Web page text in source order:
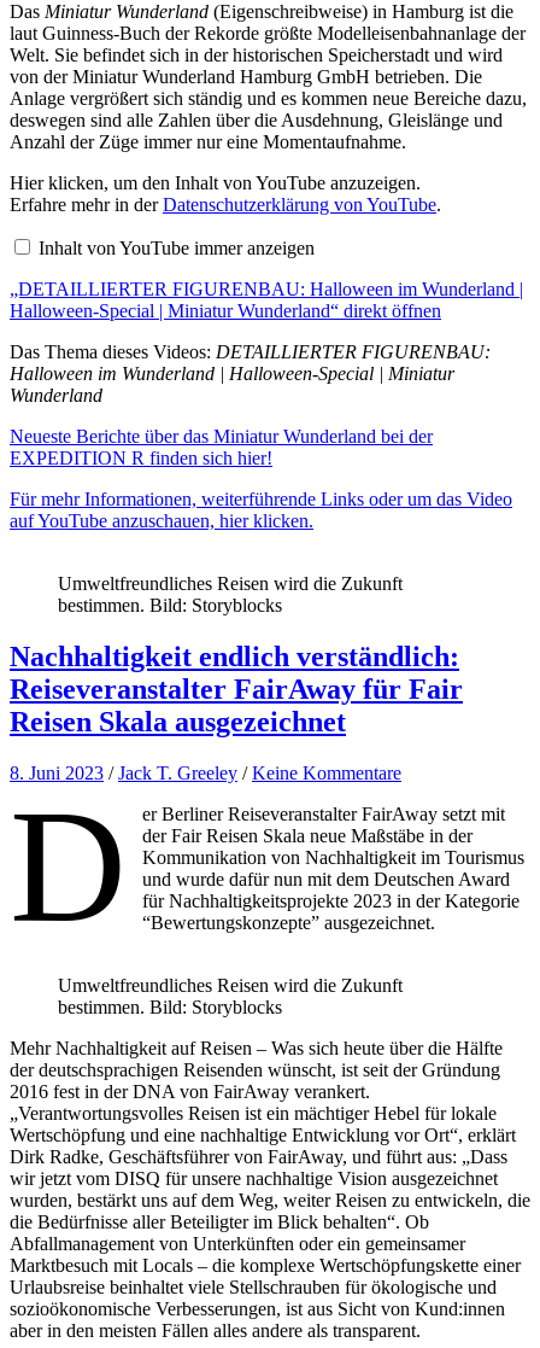
Das Miniatur Wunderland (Eigenschreibweise) in Hamburg ist die
laut Guinness-Buch der Rekorde größte Modelleisenbahnanlage der
Welt. Sie befindet sich in der historischen Speicherstadt und wird
von der Miniatur Wunderland Hamburg GmbH betrieben. Die
Anlage vergrößert sich ständig und es kommen neue Bereiche dazu,
deswegen sind alle Zahlen über die Ausdehnung, Gleislänge und
Anzahl der Züge immer nur eine Momentaufnahme.
„DETAILLIERTER
FIGURENBAU:
Halloween
Wunderland
Halloween-
Special
|
Miniatur
Wunderland“
von
YouTube
Hier klicken, um den Inhalt von YouTube anzuzeigen.
Erfahre mehr in derDatenschutzerklärung von YouTube.
Inhalt von YouTube immer anzeigen
„DETAILLIERTER FIGURENBAU: Halloween im Wunderland |
Halloween-Special | Miniatur Wunderland“ direkt öffnen
Das Thema dieses Videos: DETAILLIERTER FIGURENBAU:
Halloween im Wunderland | Halloween-Special | Miniatur
Wunderland
Neueste Berichte über das Miniatur Wunderland bei der
EXPEDITION R finden sich hier!
Für mehr Informationen, weiterführende Links oder um das Video
auf YouTube anzuschauen, hier klicken.
Umweltfreundliches Reisen wird die Zukunft
bestimmen. Bild: Storyblocks
Nachhaltigkeit endlich verständlich:
Reiseveranstalter FairAway für Fair
Reisen Skala ausgezeichnet
8. Juni 2023 /Jack T. Greeley /Keine Kommentare
D
er Berliner Reiseveranstalter FairAway setzt mit
der Fair Reisen Skala neue Maßstäbe in der
Kommunikation von Nachhaltigkeit im Tourismus
und wurde dafür nun mit dem Deutschen Award
für Nachhaltigkeitsprojekte 2023 in der Kategorie
“Bewertungskonzepte” ausgezeichnet.
Umweltfreundliches Reisen wird die Zukunft
bestimmen. Bild: Storyblocks
Mehr Nachhaltigkeit auf Reisen – Was sich heute über die Hälfte
der deutschsprachigen Reisenden wünscht, ist seit der Gründung
2016 fest in der DNA von FairAway verankert.
„Verantwortungsvolles Reisen ist ein mächtiger Hebel für lokale
Wertschöpfung und eine nachhaltige Entwicklung vor Ort“, erklärt
Dirk Radke, Geschäftsführer von FairAway, und führt aus: „Dass
wir jetzt vom DISQ für unsere nachhaltige Vision ausgezeichnet
wurden, bestärkt uns auf dem Weg, weiter Reisen zu entwickeln, die
die Bedürfnisse aller Beteiligter im Blick behalten“. Ob
Abfallmanagement von Unterkünften oder ein gemeinsamer
Marktbesuch mit Locals – die komplexe Wertschöpfungskette einer
Urlaubsreise beinhaltet viele Stellschrauben für ökologische und
sozioökonomische Verbesserungen, ist aus Sicht von Kund:innen
aber in den meisten Fällen alles andere als transparent.